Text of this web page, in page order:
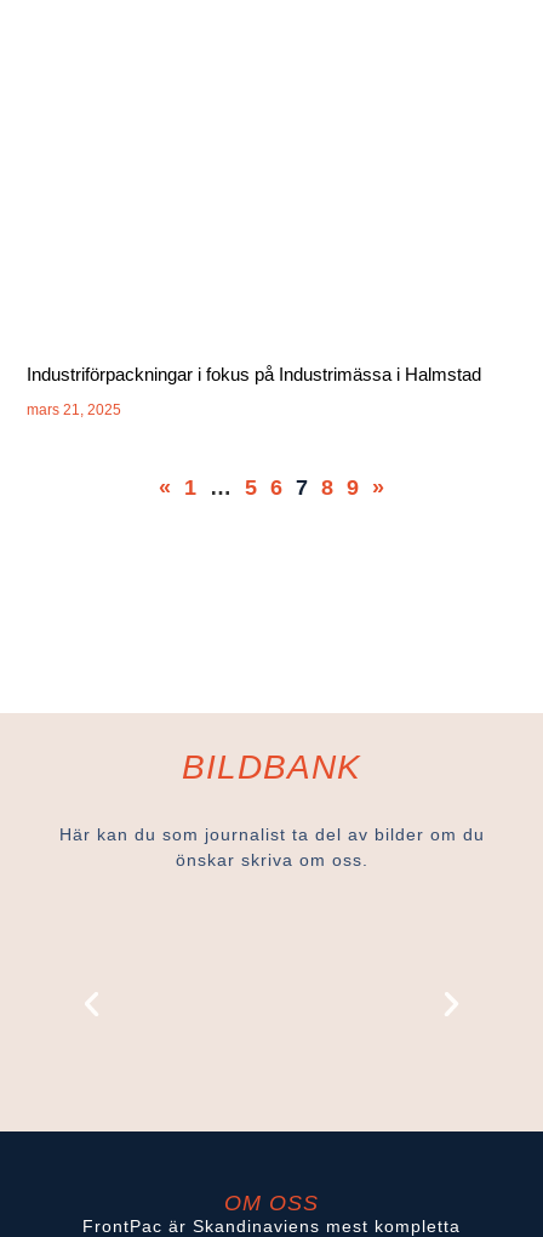
Industriförpackningar i fokus på Industrimässa i Halmstad
mars 21, 2025
« 1 … 5 6 7 8 9 »
BILDBANK
Här kan du som journalist ta del av bilder om du
önskar skriva om oss.
OM OSS
FrontPac är Skandinaviens mest kompletta